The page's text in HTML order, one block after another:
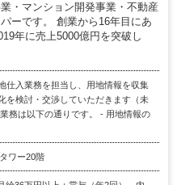
・マンション開発事業・不動産
ーです。 創業から16年目にあ
年に売上5000億円を突破し
仕入業務を担当し、用地情報を収集
を検討・交渉していただきます（未
務は以下の通りです。 - 用地情報の
ワー20階